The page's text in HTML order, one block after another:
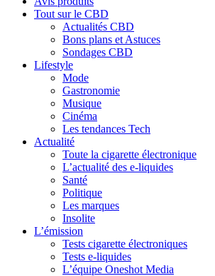
Tout sur le CBD
Actualités CBD
Bons plans et Astuces
Sondages CBD
Lifestyle
Mode
Gastronomie
Musique
Cinéma
Les tendances Tech
Actualité
Toute la cigarette électronique
L’actualité des e-liquides
Santé
Politique
Les marques
Insolite
L’émission
Tests cigarette électroniques
Tests e-liquides
L’équipe Oneshot Media